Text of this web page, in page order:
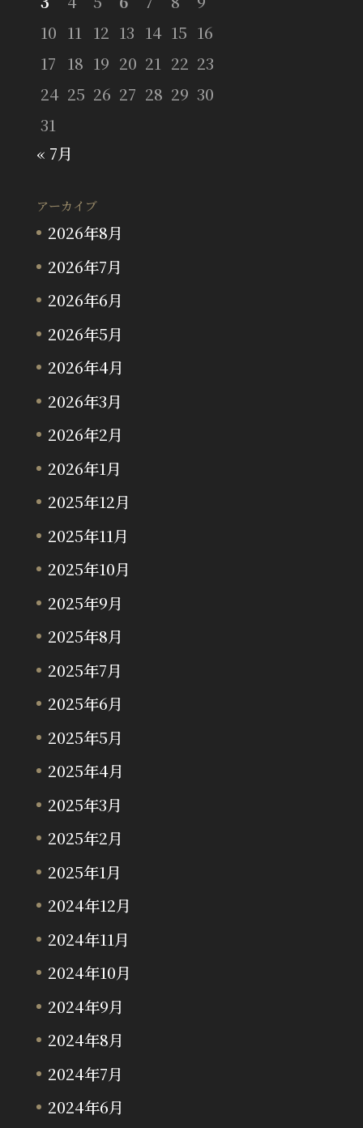
10 11 12 13 14 15 16
17 18 19 20 21 22 23
24 25 26 27 28 29 30
31
« 7月
アーカイブ
2026年8月
2026年7月
2026年6月
2026年5月
2026年4月
2026年3月
2026年2月
2026年1月
2025年12月
2025年11月
2025年10月
2025年9月
2025年8月
2025年7月
2025年6月
2025年5月
2025年4月
2025年3月
2025年2月
2025年1月
2024年12月
2024年11月
2024年10月
2024年9月
2024年8月
2024年7月
2024年6月